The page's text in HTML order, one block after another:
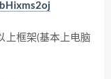
上框架(基本上电脑